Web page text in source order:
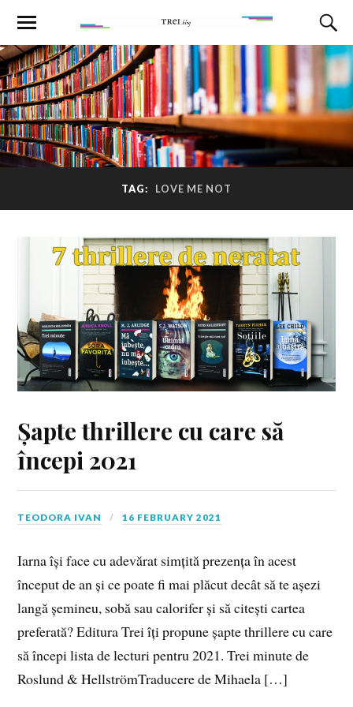
TAG: LOVE ME NOT
Șapte thrillere cu care să
începi 2021
TEODORA IVAN 16 FEBRUARY 2021
Iarna își face cu adevărat simțită prezența în acest
început de an și ce poate fi mai plăcut decât să te așezi
langă șemineu, sobă sau calorifer și să citești cartea
preferată? Editura Trei îți propune șapte thrillere cu care
să începi lista de lecturi pentru 2021. Trei minute de
Roslund & HellströmTraducere de Mihaela […]